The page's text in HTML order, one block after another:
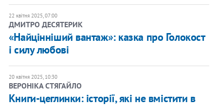
22 квітня 2025, 07:00
ДМИТРО ДЕСЯТЕРИК
«Найцінніший вантаж»: казка про Голокост
і силу любові
20 квітня 2025, 10:30
ВЕРОНІКА СТЯГАЙЛО
Книги-цеглинки: історії, які не вмістити в